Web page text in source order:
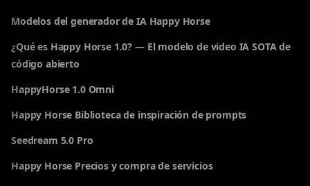
Modelos del generador de IA Happy Horse
¿Qué es Happy Horse 1.0? — El modelo de video IA SOTA de
código abierto
HappyHorse 1.0 Omni
Happy Horse Biblioteca de inspiración de prompts
Seedream 5.0 Pro
Happy Horse Precios y compra de servicios